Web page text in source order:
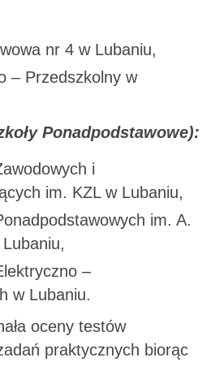
nr 4 w Lubaniu,
– Przedszkolny w
Ponadpodstawowe):
i
im. KZL w Lubaniu,
im. A.
–
w Lubaniu.
oceny testów
praktycznych biorąc